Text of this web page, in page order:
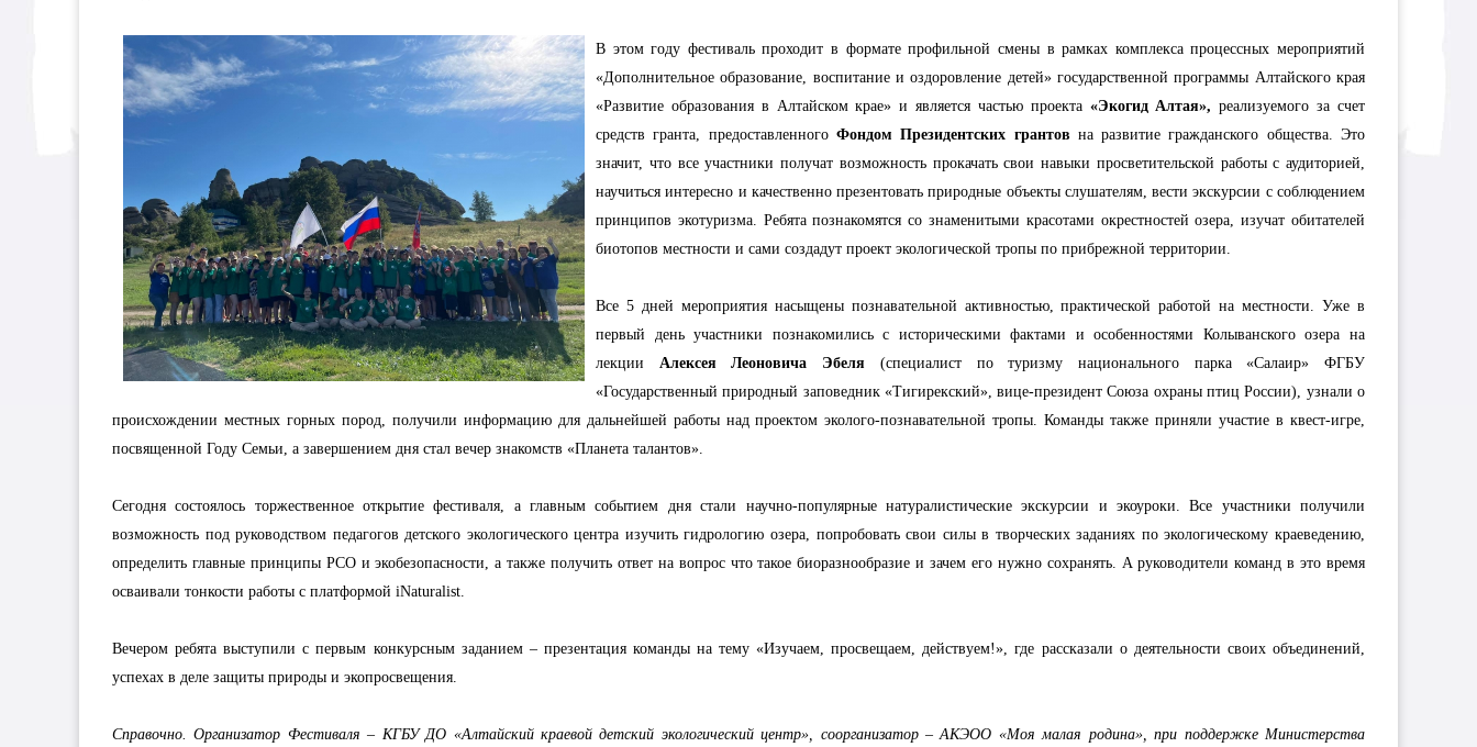
В этом году фестиваль проходит в формате профильной смены в рамках комплекса процессных мероприятий
«Дополнительное образование, воспитание и оздоровление детей» государственной программы Алтайского края
«Развитие образования в Алтайском крае» и является частью проекта «Экогид Алтая», реализуемого за счет
средств гранта, предоставленного Фондом Президентских грантов на развитие гражданского общества. Это
значит, что все участники получат возможность прокачать свои навыки просветительской работы с аудиторией,
научиться интересно и качественно презентовать природные объекты слушателям, вести экскурсии с соблюдением
принципов экотуризма. Ребята познакомятся со знаменитыми красотами окрестностей озера, изучат обитателей
биотопов местности и сами создадут проект экологической тропы по прибрежной территории.
Все 5 дней мероприятия насыщены познавательной активностью, практической работой на местности. Уже в
первый день участники познакомились с историческими фактами и особенностями Колыванского озера на
лекции Алексея Леоновича Эбеля (специалист по туризму национального парка «Салаир» ФГБУ
«Государственный природный заповедник «Тигирекский», вице-президент Союза охраны птиц России), узнали о
происхождении местных горных пород, получили информацию для дальнейшей работы над проектом эколого-познавательной тропы. Команды также приняли участие в квест-игре,
посвященной Году Семьи, а завершением дня стал вечер знакомств «Планета талантов».
Сегодня состоялось торжественное открытие фестиваля, а главным событием дня стали научно-популярные натуралистические экскурсии и экоуроки. Все участники получили
возможность под руководством педагогов детского экологического центра изучить гидрологию озера, попробовать свои силы в творческих заданиях по экологическому краеведению,
определить главные принципы РСО и экобезопасности, а также получить ответ на вопрос что такое биоразнообразие и зачем его нужно сохранять. А руководители команд в это время
осваивали тонкости работы с платформой iNaturalist.
Вечером ребята выступили с первым конкурсным заданием – презентация команды на тему «Изучаем, просвещаем, действуем!», где рассказали о деятельности своих объединений,
успехах в деле защиты природы и экопросвещения.
Справочно. Организатор Фестиваля – КГБУ ДО «Алтайский краевой детский экологический центр», соорганизатор – АКЭОО «Моя малая родина», при поддержке Министерства